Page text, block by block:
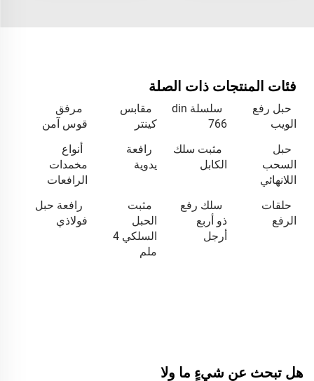
فئات المنتجات ذات الصلة
حبل رفع
الويب
سلسلة din
766
مقابس
كينتر
مرفق
قوس آمن
حبل
السحب
اللانهائي
مثبت سلك
الكابل
رافعة
يدوية
أنواع
مخمدات
الرافعات
حلقات
الرفع
سلك رفع
ذو أربع
أرجل
مثبت
الحبل
السلكي 4
ملم
رافعة حبل
فولاذي
هل تبحث عن شيءٍ ما ولا